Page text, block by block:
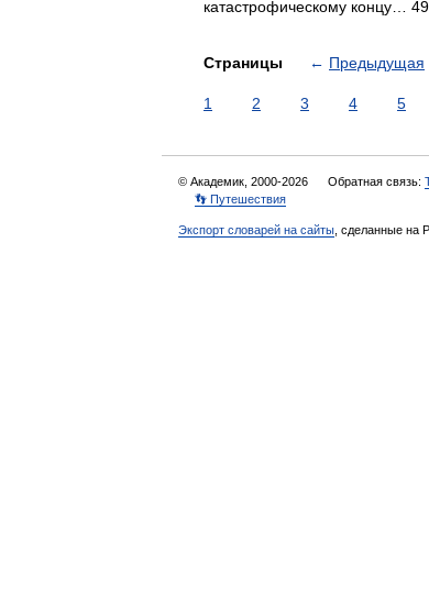
катастрофическому концу…
Страницы ← Предыдущая
1 2 3 4 5
© Академик, 2000-2026 Обратная связь:
👣 Путешествия
Экспорт словарей на сайты , сделанные на